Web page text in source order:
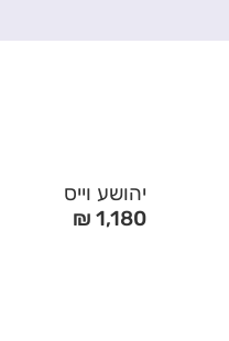
יהושע וייס
1,180 ₪